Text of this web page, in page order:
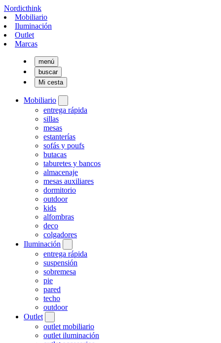
Nordicthink
Mobiliario
Iluminación
Outlet
Marcas
menú
buscar
Mi cesta
Mobiliario
entrega rápida
sillas
mesas
estanterías
sofás y poufs
butacas
taburetes y bancos
almacenaje
mesas auxiliares
dormitorio
outdoor
kids
alfombras
deco
colgadores
Iluminación
entrega rápida
suspensión
sobremesa
pie
pared
techo
outdoor
Outlet
outlet mobiliario
outlet iluminación